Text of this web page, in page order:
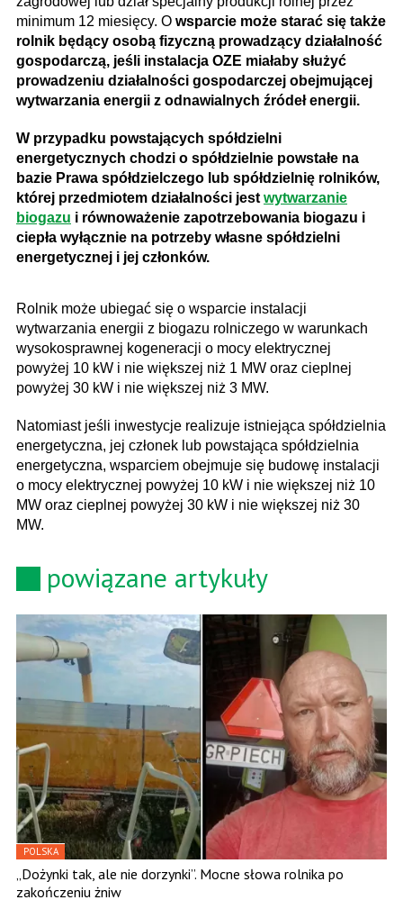
minimum 12 miesięcy. O wsparcie może starać się także
rolnik będący osobą fizyczną prowadzący działalność
gospodarczą, jeśli instalacja OZE miałaby służyć
prowadzeniu działalności gospodarczej obejmującej
wytwarzania energii z odnawialnych źródeł energii.
W przypadku powstających spółdzielni
energetycznych chodzi o spółdzielnie powstałe na
bazie Prawa spółdzielczego lub spółdzielnię rolników,
której przedmiotem działalności jest wytwarzanie
biogazu i równoważenie zapotrzebowania biogazu i
ciepła wyłącznie na potrzeby własne spółdzielni
energetycznej i jej członków.
Rolnik może ubiegać się o wsparcie instalacji
wytwarzania energii z biogazu rolniczego w warunkach
wysokosprawnej kogeneracji o mocy elektrycznej
powyżej 10 kW i nie większej niż 1 MW oraz cieplnej
powyżej 30 kW i nie większej niż 3 MW.
Natomiast jeśli inwestycje realizuje istniejąca spółdzielnia
energetyczna, jej członek lub powstająca spółdzielnia
energetyczna, wsparciem obejmuje się budowę instalacji
o mocy elektrycznej powyżej 10 kW i nie większej niż 10
MW oraz cieplnej powyżej 30 kW i nie większej niż 30
MW.
powiązane artykuły
POLSKA
„Dożynki tak, ale nie dorzynki”. Mocne słowa rolnika po
zakończeniu żniw